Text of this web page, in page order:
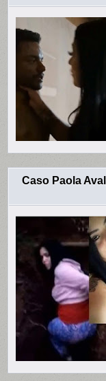
Caso Paola